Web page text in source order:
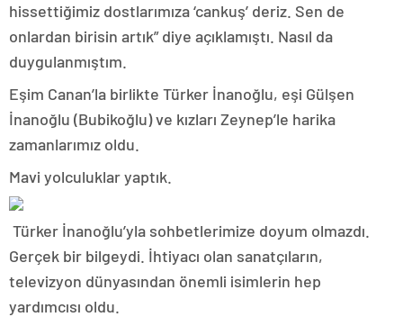
hissettiğimiz dostlarımıza ‘cankuş’ deriz. Sen de
onlardan birisin artık” diye açıklamıştı. Nasıl da
duygulanmıştım.
Eşim Canan’la birlikte Türker İnanoğlu, eşi Gülşen
İnanoğlu (Bubikoğlu) ve kızları Zeynep’le harika
zamanlarımız oldu.
Mavi yolculuklar yaptık.
Türker İnanoğlu’yla sohbetlerimize doyum olmazdı.
Gerçek bir bilgeydi. İhtiyacı olan sanatçıların,
televizyon dünyasından önemli isimlerin hep
yardımcısı oldu.